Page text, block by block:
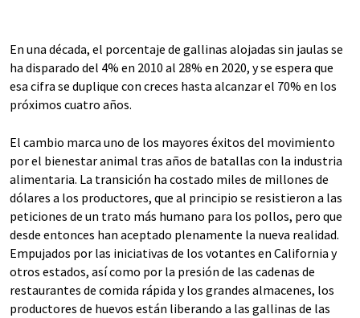
En una década, el porcentaje de gallinas alojadas sin jaulas se
ha disparado del 4% en 2010 al 28% en 2020, y se espera que
esa cifra se duplique con creces hasta alcanzar el 70% en los
próximos cuatro años.
El cambio marca uno de los mayores éxitos del movimiento
por el bienestar animal tras años de batallas con la industria
alimentaria. La transición ha costado miles de millones de
dólares a los productores, que al principio se resistieron a las
peticiones de un trato más humano para los pollos, pero que
desde entonces han aceptado plenamente la nueva realidad.
Empujados por las iniciativas de los votantes en California y
otros estados, así como por la presión de las cadenas de
restaurantes de comida rápida y los grandes almacenes, los
productores de huevos están liberando a las gallinas de las